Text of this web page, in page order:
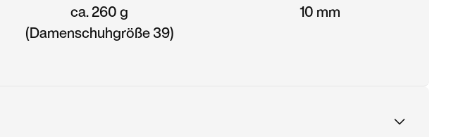
ca. 260 g
(Damenschuhgröße 39)
10 mm